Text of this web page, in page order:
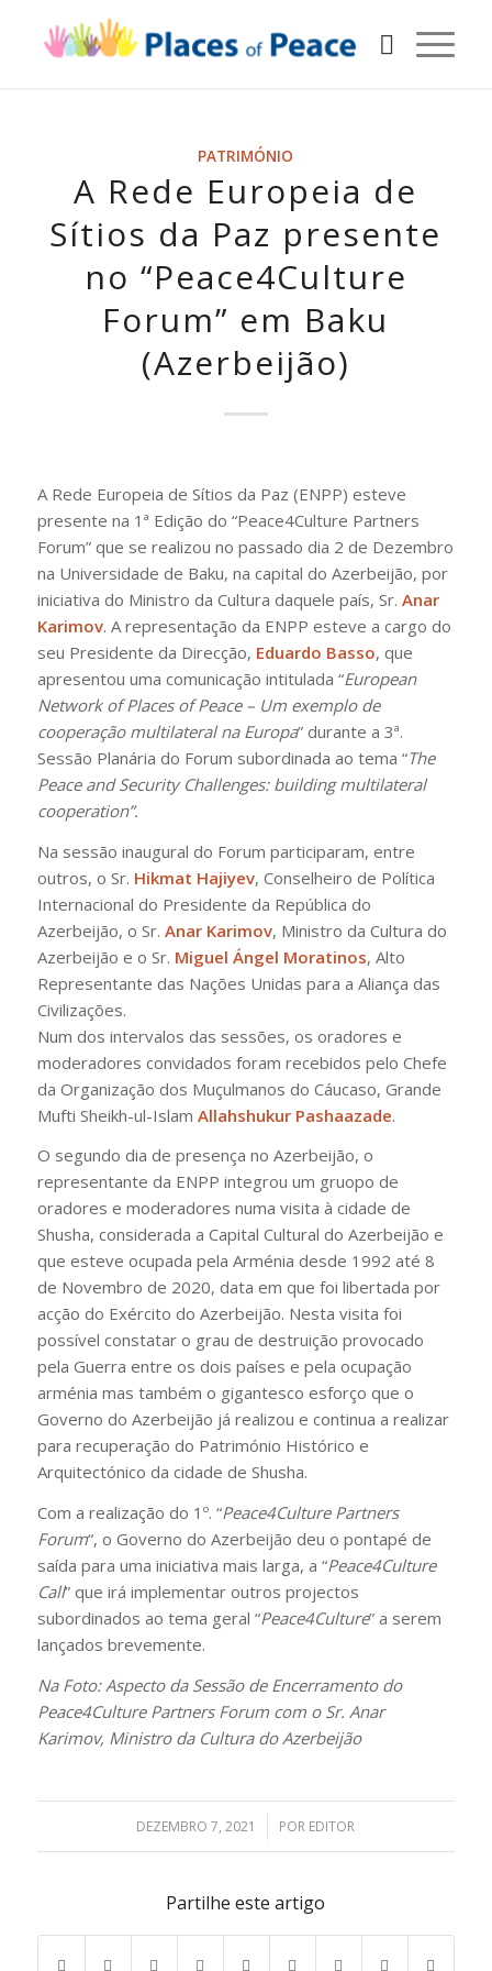
PATRIMÓNIO
A Rede Europeia de
Sítios da Paz presente
no “Peace4Culture
Forum” em Baku
(Azerbeijão)
A Rede Europeia de Sítios da Paz (ENPP) esteve
presente na 1ª Edição do “Peace4Culture Partners
Forum” que se realizou no passado dia 2 de Dezembro
na Universidade de Baku, na capital do Azerbeijão, por
iniciativa do Ministro da Cultura daquele país, Sr. Anar
Karimov. A representação da ENPP esteve a cargo do
seu Presidente da Direcção, Eduardo Basso, que
apresentou uma comunicação intitulada “European
Network of Places of Peace – Um exemplo de
cooperação multilateral na Europa” durante a 3ª.
Sessão Planária do Forum subordinada ao tema “The
Peace and Security Challenges: building multilateral
cooperation”.
Na sessão inaugural do Forum participaram, entre
outros, o Sr. Hikmat Hajiyev, Conselheiro de Política
Internacional do Presidente da República do
Azerbeijão, o Sr. Anar Karimov, Ministro da Cultura do
Azerbeijão e o Sr. Miguel Ángel Moratinos, Alto
Representante das Nações Unidas para a Aliança das
Civilizações.
Num dos intervalos das sessões, os oradores e
moderadores convidados foram recebidos pelo Chefe
da Organização dos Muçulmanos do Cáucaso, Grande
Mufti Sheikh-ul-Islam Allahshukur Pashaazade.
O segundo dia de presença no Azerbeijão, o
representante da ENPP integrou um gruopo de
oradores e moderadores numa visita à cidade de
Shusha, considerada a Capital Cultural do Azerbeijão e
que esteve ocupada pela Arménia desde 1992 até 8
de Novembro de 2020, data em que foi libertada por
acção do Exército do Azerbeijão. Nesta visita foi
possível constatar o grau de destruição provocado
pela Guerra entre os dois países e pela ocupação
arménia mas também o gigantesco esforço que o
Governo do Azerbeijão já realizou e continua a realizar
para recuperação do Património Histórico e
Arquitectónico da cidade de Shusha.
Com a realização do 1º. “Peace4Culture Partners
Forum“, o Governo do Azerbeijão deu o pontapé de
saída para uma iniciativa mais larga, a “Peace4Culture
Call” que irá implementar outros projectos
subordinados ao tema geral “Peace4Culture” a serem
lançados brevemente.
Na Foto: Aspecto da Sessão de Encerramento do
Peace4Culture Partners Forum com o Sr. Anar
Karimov, Ministro da Cultura do Azerbeijão
DEZEMBRO 7, 2021
/ POR EDITOR
Partilhe este artigo